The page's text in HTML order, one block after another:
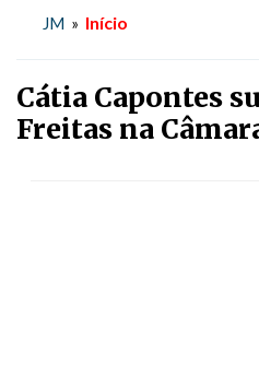
JM » Início
Cátia Capontes
Freitas na